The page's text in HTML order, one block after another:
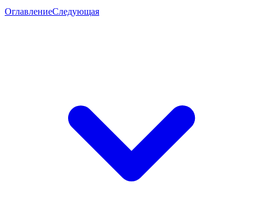
ОглавлениеСледующая